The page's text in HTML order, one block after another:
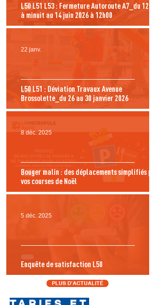
L50 L51 L53 : Fermeture Autoroute A7_du 12
à minuit au 14 juin 2026 à 12h00
L50 L51 : Déviation Travaux Avenue
Brossolette_du 26 au 30 janvier 2026
22 janv.
Bouger malin : des déplacements simplifiés
vos courses de Noël
8 déc. 2025
Enquête de satisfaction L50
5 déc. 2025
PLUS D'ACTUALITÉ